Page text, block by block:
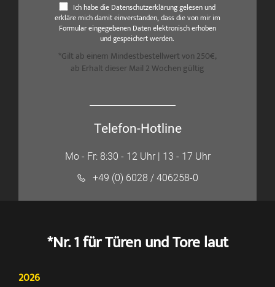
Ich habe die Datenschutzerklärung gelesen und
erkläre mich damit einverstanden, dass die von mir im
Formular eingegebenen Daten elektronisch erhoben
und gespeichert werden.
*Gilt ab einem Mindestbestellwert von 250€,
ab Erhalt dieser Mail 2 Wochen gültig
Telefon-Hotline
Mo - Fr: 8:30 - 12 Uhr | 13 - 17 Uhr
+49 (0) 6028 / 406258-0
*Nr. 1 für Türen und Tore laut
2026